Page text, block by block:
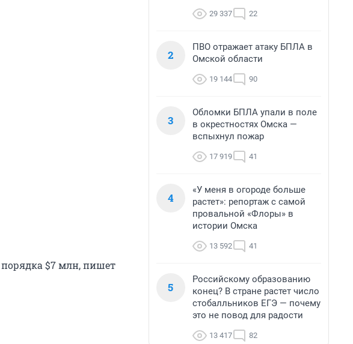
$7 млн, пишет
29 337 22
2
ПВО отражает атаку БПЛА в
Омской области
19 144 90
3
Обломки БПЛА упали в поле
в окрестностях Омска —
вспыхнул пожар
17 919 41
4
«У меня в огороде больше
растет»: репортаж с самой
провальной «Флоры» в
истории Омска
13 592 41
5
Российскому образованию
конец? В стране растет число
стобалльников ЕГЭ — почему
это не повод для радости
13 417 82